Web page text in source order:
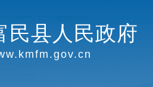
民县人民政府